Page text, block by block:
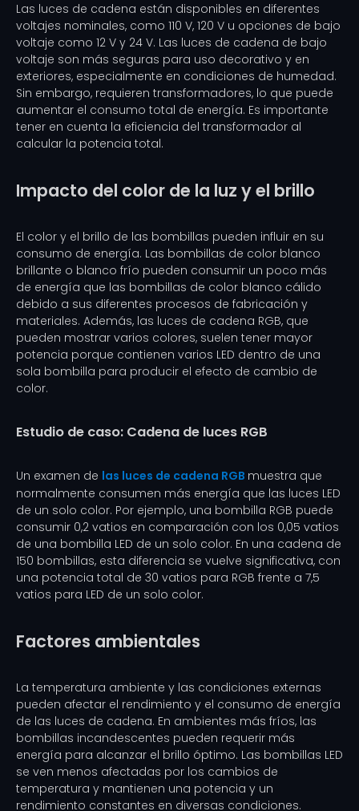
Las luces de cadena están disponibles en diferentes
voltajes nominales, como 110 V, 120 V u opciones de bajo
voltaje como 12 V y 24 V. Las luces de cadena de bajo
voltaje son más seguras para uso decorativo y en
exteriores, especialmente en condiciones de humedad.
Sin embargo, requieren transformadores, lo que puede
aumentar el consumo total de energía. Es importante
tener en cuenta la eficiencia del transformador al
calcular la potencia total.
Impacto del color de la luz y el brillo
El color y el brillo de las bombillas pueden influir en su
consumo de energía. Las bombillas de color blanco
brillante o blanco frío pueden consumir un poco más
de energía que las bombillas de color blanco cálido
debido a sus diferentes procesos de fabricación y
materiales. Además, las luces de cadena RGB, que
pueden mostrar varios colores, suelen tener mayor
potencia porque contienen varios LED dentro de una
sola bombilla para producir el efecto de cambio de
color.
Estudio de caso: Cadena de luces RGB
Un examen de las luces de cadena RGB muestra que
normalmente consumen más energía que las luces LED
de un solo color. Por ejemplo, una bombilla RGB puede
consumir 0,2 vatios en comparación con los 0,05 vatios
de una bombilla LED de un solo color. En una cadena de
150 bombillas, esta diferencia se vuelve significativa, con
una potencia total de 30 vatios para RGB frente a 7,5
vatios para LED de un solo color.
Factores ambientales
La temperatura ambiente y las condiciones externas
pueden afectar el rendimiento y el consumo de energía
de las luces de cadena. En ambientes más fríos, las
bombillas incandescentes pueden requerir más
energía para alcanzar el brillo óptimo. Las bombillas LED
se ven menos afectadas por los cambios de
temperatura y mantienen una potencia y un
rendimiento constantes en diversas condiciones.